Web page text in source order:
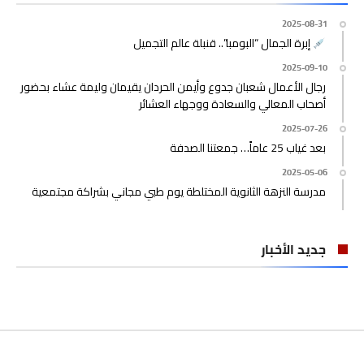
2025-08-31
إبرة الجمال “البومبا”.. قنبلة عالم التجميل
2025-09-10
رجال الأعمال شعبان جدوع وأيمن الحردان يقيمان وليمة عشاء بحضور
أصحاب المعالي والسعادة ووجهاء العشائر
2025-07-26
بعد غياب 25 عاماً… جمعتنا الصدفة
2025-05-06
مدرسة النزهة الثانوية المختلطة يوم طبي مجاني بشراكة مجتمعية
جديد الأخبار